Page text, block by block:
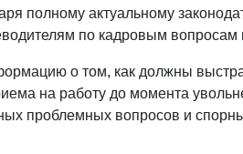
полному актуальному
по кадровым
о том, как должны
на работу до момента
проблемных вопросов и